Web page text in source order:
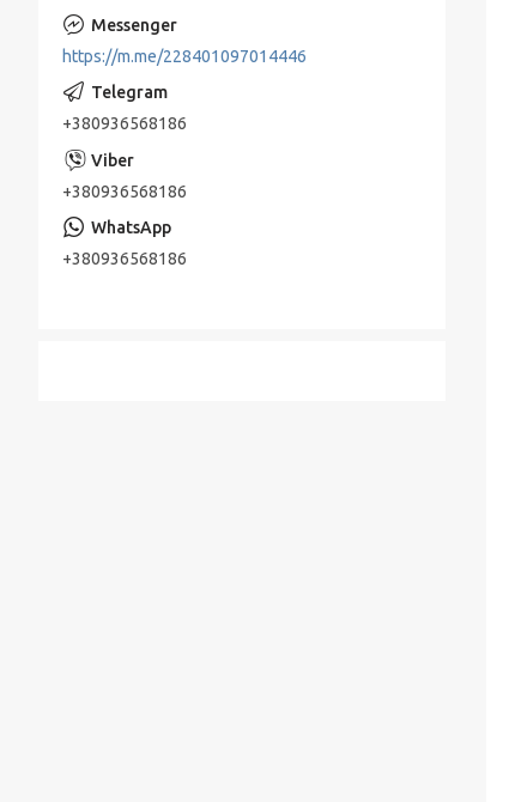
https://m.me/228401097014446
+380936568186
+380936568186
+380936568186